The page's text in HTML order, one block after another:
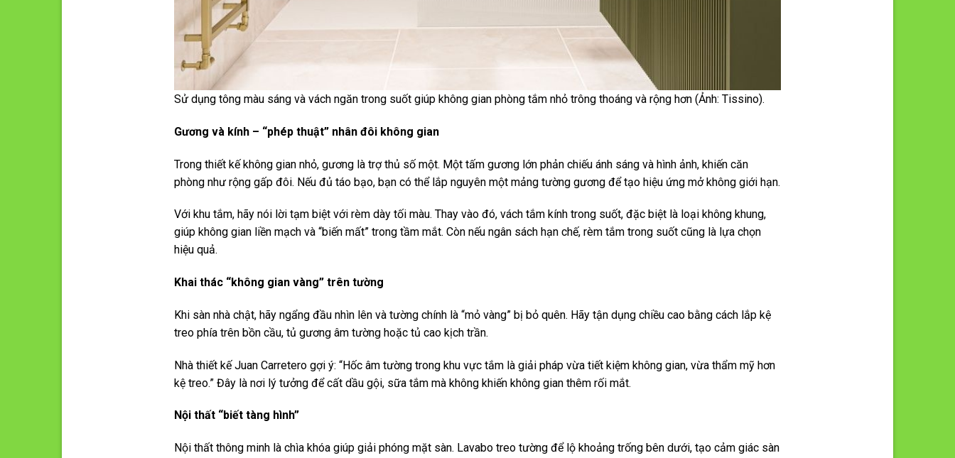
Sử dụng tông màu sáng và vách ngăn trong suốt giúp không gian phòng tắm nhỏ trông thoáng và rộng hơn (Ảnh: Tissino).
Gương và kính – “phép thuật” nhân đôi không gian
Trong thiết kế không gian nhỏ, gương là trợ thủ số một. Một tấm gương lớn phản chiếu ánh sáng và hình ảnh, khiến căn
phòng như rộng gấp đôi. Nếu đủ táo bạo, bạn có thể lắp nguyên một mảng tường gương để tạo hiệu ứng mở không giới hạn.
Với khu tắm, hãy nói lời tạm biệt với rèm dày tối màu. Thay vào đó, vách tắm kính trong suốt, đặc biệt là loại không khung,
giúp không gian liền mạch và “biến mất” trong tầm mắt. Còn nếu ngân sách hạn chế, rèm tắm trong suốt cũng là lựa chọn
hiệu quả.
Khai thác “không gian vàng” trên tường
Khi sàn nhà chật, hãy ngẩng đầu nhìn lên và tường chính là “mỏ vàng” bị bỏ quên. Hãy tận dụng chiều cao bằng cách lắp kệ
treo phía trên bồn cầu, tủ gương âm tường hoặc tủ cao kịch trần.
Nhà thiết kế Juan Carretero gợi ý: “Hốc âm tường trong khu vực tắm là giải pháp vừa tiết kiệm không gian, vừa thẩm mỹ hơn
kệ treo.” Đây là nơi lý tưởng để cất dầu gội, sữa tắm mà không khiến không gian thêm rối mắt.
Nội thất “biết tàng hình”
Nội thất thông minh là chìa khóa giúp giải phóng mặt sàn. Lavabo treo tường để lộ khoảng trống bên dưới, tạo cảm giác sàn